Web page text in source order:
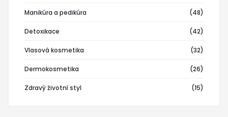
Manikúra a pedikúra (48)
Detoxikace (42)
Vlasová kosmetika (32)
Dermokosmetika (26)
Zdravý životní styl (15)